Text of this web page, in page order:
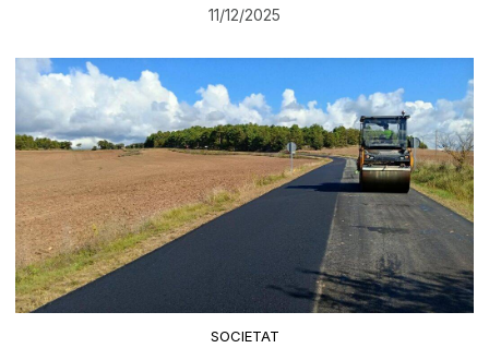
11/12/2025
SOCIETAT